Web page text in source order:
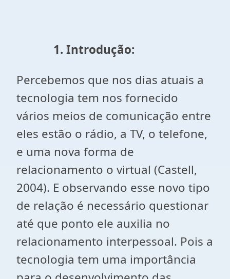
1. Introdução:
Percebemos que nos dias atuais a
tecnologia tem nos fornecido
vários meios de comunicação entre
eles estão o rádio, a TV, o telefone,
e uma nova forma de
relacionamento o virtual (Castell,
2004). E observando esse novo tipo
de relação é necessário questionar
até que ponto ele auxilia no
relacionamento interpessoal. Pois a
tecnologia tem uma importância